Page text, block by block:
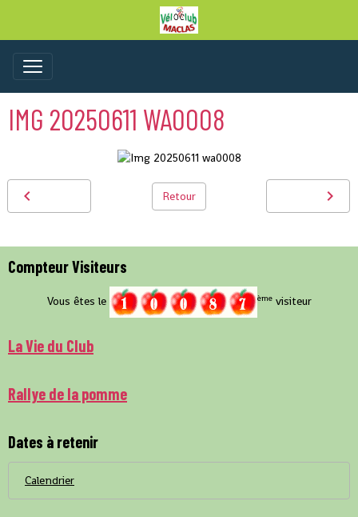
IMG 20250611 WA0008
Retour
Compteur Visiteurs
Vous êtes le èmevisiteur
La Vie du Club
Rallye de la pomme
Dates à retenir
Calendrier